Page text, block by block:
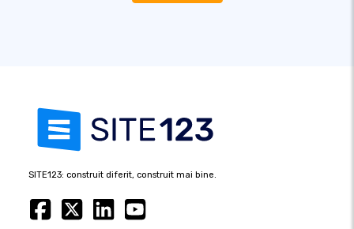
SITE123: construit diferit, construit mai bine.